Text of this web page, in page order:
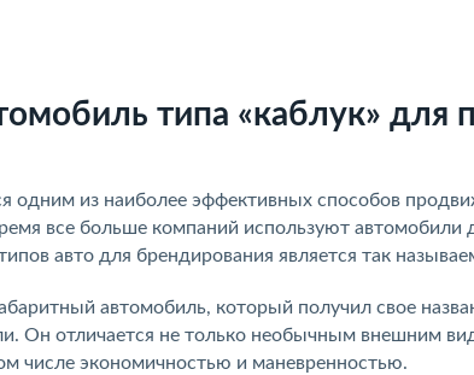
типа «каблук» для
одним из наиболее эффективных способов
все больше компаний используют автомобили
авто для брендирования является так
автомобиль, который получил свое
Он отличается не только необычным внешним
числе экономичностью и маневренностью.